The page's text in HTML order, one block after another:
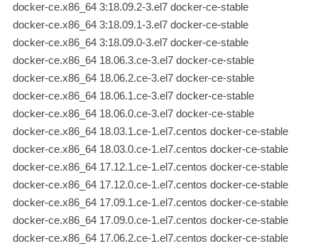
docker-ce.x86_64 3:18.09.2-3.el7 docker-ce-stable
docker-ce.x86_64 3:18.09.1-3.el7 docker-ce-stable
docker-ce.x86_64 3:18.09.0-3.el7 docker-ce-stable
docker-ce.x86_64 18.06.3.ce-3.el7 docker-ce-stable
docker-ce.x86_64 18.06.2.ce-3.el7 docker-ce-stable
docker-ce.x86_64 18.06.1.ce-3.el7 docker-ce-stable
docker-ce.x86_64 18.06.0.ce-3.el7 docker-ce-stable
docker-ce.x86_64 18.03.1.ce-1.el7.centos docker-ce-stable
docker-ce.x86_64 18.03.0.ce-1.el7.centos docker-ce-stable
docker-ce.x86_64 17.12.1.ce-1.el7.centos docker-ce-stable
docker-ce.x86_64 17.12.0.ce-1.el7.centos docker-ce-stable
docker-ce.x86_64 17.09.1.ce-1.el7.centos docker-ce-stable
docker-ce.x86_64 17.09.0.ce-1.el7.centos docker-ce-stable
docker-ce.x86_64 17.06.2.ce-1.el7.centos docker-ce-stable